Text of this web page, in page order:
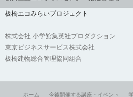
板橋エコみらいプロジェクト
株式会社 小学館集英社プロダクション
東京ビジネスサービス株式会社
板橋建物総合管理協同組合
ホーム 今後開催する講座・イベント